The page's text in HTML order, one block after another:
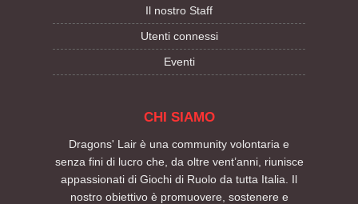
Il nostro Staff
Utenti connessi
Eventi
CHI SIAMO
Dragons' Lair è una community volontaria e
senza fini di lucro che, da oltre vent’anni, riunisce
appassionati di Giochi di Ruolo da tutta Italia. Il
nostro obiettivo è promuovere, sostenere e